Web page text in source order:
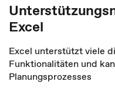
Excel
Excel unterstützt viele
Funktionalitäten und
Planungsprozesses